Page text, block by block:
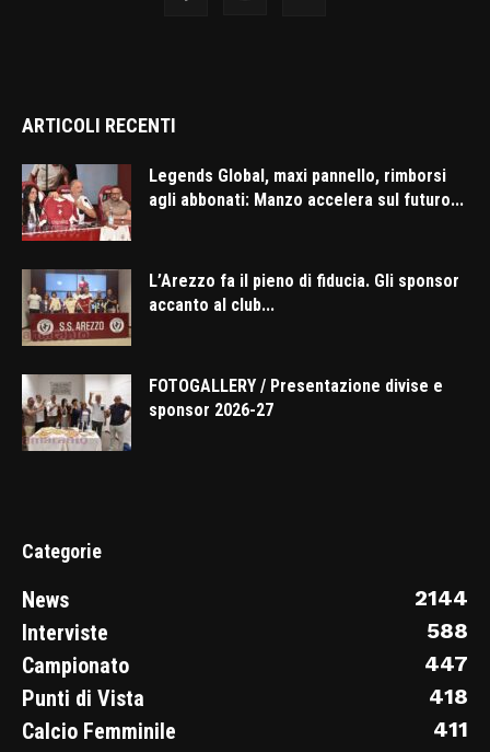
ARTICOLI RECENTI
Legends Global, maxi pannello, rimborsi
agli abbonati: Manzo accelera sul futuro...
L’Arezzo fa il pieno di fiducia. Gli sponsor
accanto al club...
FOTOGALLERY / Presentazione divise e
sponsor 2026-27
Categorie
News
2144
Interviste
588
Campionato
447
Punti di Vista
418
Calcio Femminile
411